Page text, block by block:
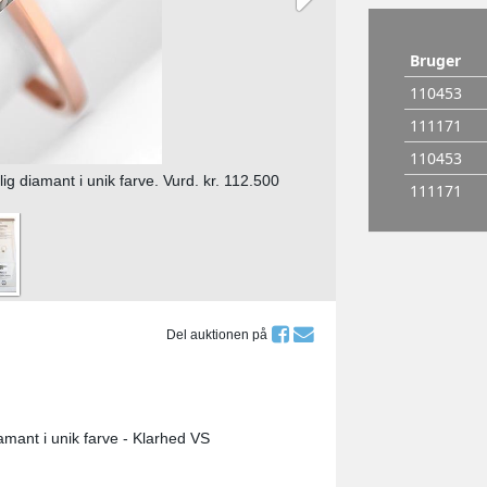
diamant i unik farve. Vurd. kr. 112.500
Del auktionen på
i unik farve - Klarhed VS